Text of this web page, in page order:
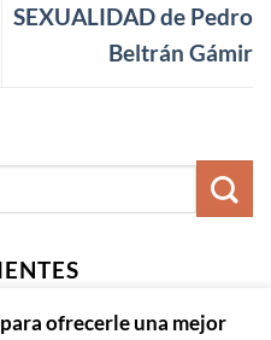
SEXUALIDAD de Pedro
Beltrán Gámir
ofrecerle una mejor